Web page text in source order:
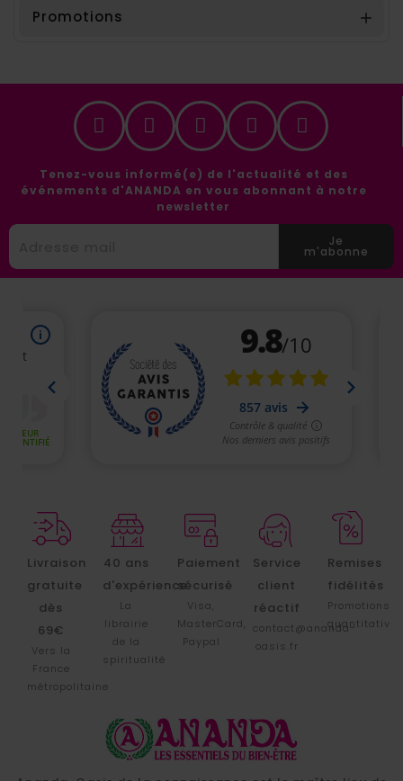
Promotions 
Tenez-vous informé(e) de l'actualité et des
événements d'ANANDA en vous abonnant à notre
newsletter
Je
m'abonne
Livraison
gratuite
dès
69€
Vers la
France
métropolitaine
40 ans
d'expérience
La
librairie
de la
spiritualité
Paiement
sécurisé
Visa,
MasterCard,
Paypal
Service
client
réactif
contact@ananda-
oasis.fr
Remises
fidélités
Promotions